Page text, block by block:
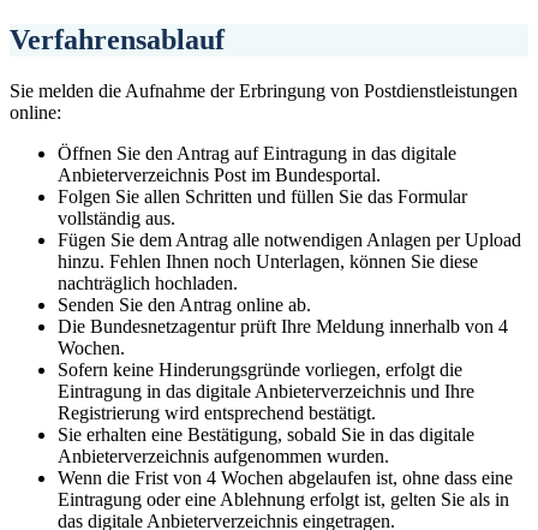
Verfahrensablauf
Sie melden die Aufnahme der Erbringung von Postdienstleistungen
online:
Öffnen Sie den Antrag auf Eintragung in das digitale
Anbieterverzeichnis Post im Bundesportal.
Folgen Sie allen Schritten und füllen Sie das Formular
vollständig aus.
Fügen Sie dem Antrag alle notwendigen Anlagen per Upload
hinzu. Fehlen Ihnen noch Unterlagen, können Sie diese
nachträglich hochladen.
Senden Sie den Antrag online ab.
Die Bundesnetzagentur prüft Ihre Meldung innerhalb von 4
Wochen.
Sofern keine Hinderungsgründe vorliegen, erfolgt die
Eintragung in das digitale Anbieterverzeichnis und Ihre
Registrierung wird entsprechend bestätigt.
Sie erhalten eine Bestätigung, sobald Sie in das digitale
Anbieterverzeichnis aufgenommen wurden.
Wenn die Frist von 4 Wochen abgelaufen ist, ohne dass eine
Eintragung oder eine Ablehnung erfolgt ist, gelten Sie als in
das digitale Anbieterverzeichnis eingetragen.